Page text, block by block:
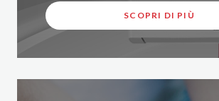
SCOPRI DI PIÙ